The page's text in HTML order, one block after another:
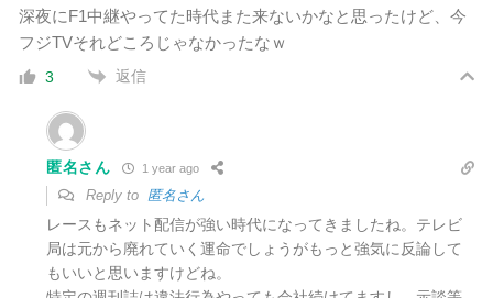
深夜にF1中継やってた時代また来ないかなと思ったけど、今
フジTVそれどころじゃなかったなｗ
3 返信
匿名さん 1 year ago
Reply to 匿名さん
レースもネット配信が強い時代になってきましたね。テレビ
局は元から廃れていく運命でしょうがもっと強気に反論して
もいいと思いますけどね。